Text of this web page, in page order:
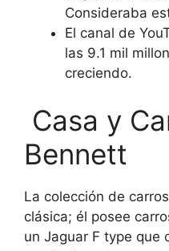
Consideraba
El canal de
las 9.1 mil
creciendo.
Casa y
Bennett
La colección de
clásica; él posee
un Jaguar F type que